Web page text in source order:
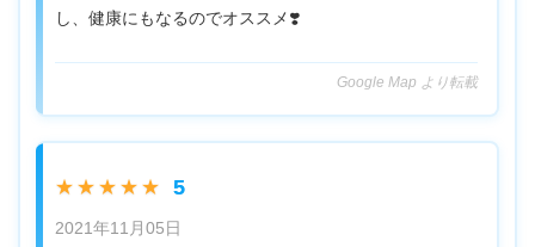
し、健康にもなるのでオススメ❣️
Google Map より転載
★★★★★ 5
2021年11月05日